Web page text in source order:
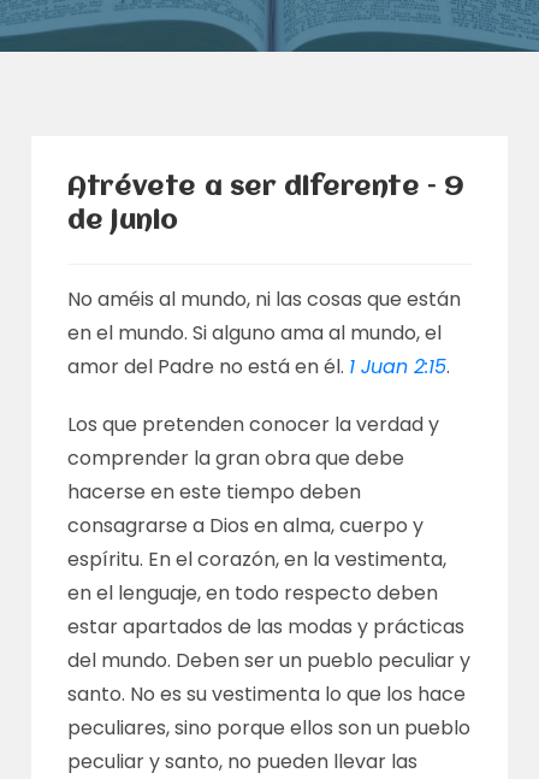
Atrévete a ser diferente – 9
de junio
No améis al mundo, ni las cosas que están
en el mundo. Si alguno ama al mundo, el
amor del Padre no está en él. 1 Juan 2:15.
Los que pretenden conocer la verdad y
comprender la gran obra que debe
hacerse en este tiempo deben
consagrarse a Dios en alma, cuerpo y
espíritu. En el corazón, en la vestimenta,
en el lenguaje, en todo respecto deben
estar apartados de las modas y prácticas
del mundo. Deben ser un pueblo peculiar y
santo. No es su vestimenta lo que los hace
peculiares, sino porque ellos son un pueblo
peculiar y santo, no pueden llevar las